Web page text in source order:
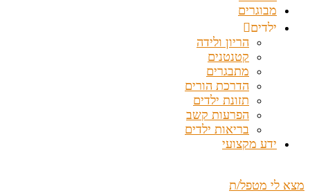
מבוגרים
ילדים
הריון ולידה
קטנטנים
מתבגרים
הדרכת הורים
תזונת ילדים
הפרעות קשב
בריאות ילדים
ידע מקצועי
מצא לי מטפל/ת